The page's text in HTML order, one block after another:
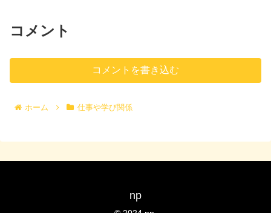
コメント
コメントを書き込む
ホーム 仕事や学び関係
np